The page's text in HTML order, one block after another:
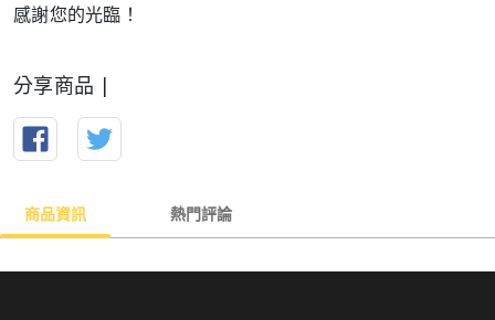
感謝您的光臨！
分享商品 |
商品資訊 熱門評論